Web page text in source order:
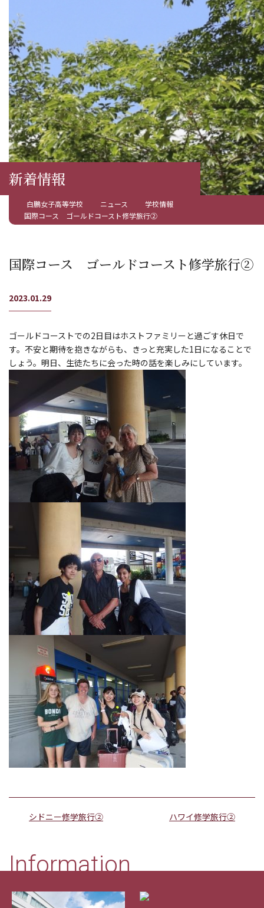
新着情報
白鵬女子高等学校 ニュース
学校情報
国際コース ゴールドコースト修学旅行②
国際コース ゴールドコースト修学旅行②
2023.01.29
ゴールドコーストでの2日目はホストファミリーと過ごす休日で
す。不安と期待を抱きながらも、きっと充実した1日になることで
しょう。明日、生徒たちに会った時の話を楽しみにしています。
シドニー修学旅行② ハワイ修学旅行②
Information